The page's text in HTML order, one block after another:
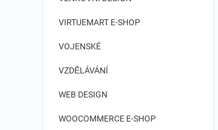
VIRTUEMART E-SHOP
VOJENSKÉ
VZDĚLÁVÁNÍ
WEB DESIGN
WOOCOMMERCE E-SHOP